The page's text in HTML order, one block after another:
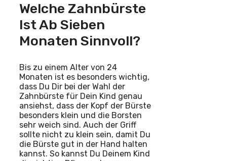
Welche Zahnbürste
Ist Ab Sieben
Monaten Sinnvoll?
Bis zu einem Alter von 24
Monaten ist es besonders wichtig,
dass Du Dir bei der Wahl der
Zahnbürste für Dein Kind genau
ansiehst, dass der Kopf der Bürste
besonders klein und die Borsten
sehr weich sind. Auch der Griff
sollte nicht zu klein sein, damit Du
die Bürste gut in der Hand halten
kannst. So kannst Du Deinem Kind